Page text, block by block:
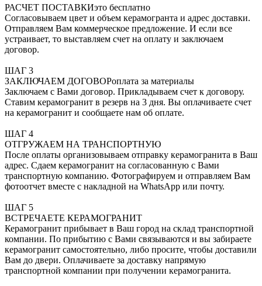
РАСЧЕТ ПОСТАВКИэто бесплатно
Согласовываем цвет и объем керамогранта и адрес доставки.
Отправляем Вам коммерческое предложение. И если все
устраивает, то выставляем счет на оплату и заключаем
договор.
ШАГ 3
ЗАКЛЮЧАЕМ ДОГОВОРоплата за материалы
Заключаем с Вами договор. Прикладываем счет к договору.
Ставим керамогранит в резерв на 3 дня. Вы оплачиваете счет
на керамогранит и сообщаете нам об оплате.
ШАГ 4
ОТГРУЖАЕМ НА ТРАНСПОРТНУЮ
После оплаты организовываем отправку керамогранита в Ваш
адрес. Сдаем керамогранит на согласованную с Вами
транспортную компанию. Фотографируем и отправляем Вам
фотоотчет вместе с накладной на WhatsApp или почту.
ШАГ 5
ВСТРЕЧАЕТЕ КЕРАМОГРАНИТ
Керамогранит прибывает в Ваш город на склад транспортной
компании. По прибытию с Вами связываются и вы забираете
керамогранит самостоятельно, либо просите, чтобы доставили
Вам до двери. Оплачиваете за доставку напрямую
транспортной компании при получении керамогранита.